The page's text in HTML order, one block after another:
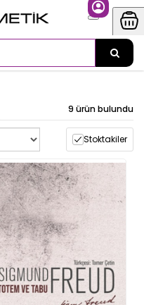
9 ürün bulundu
Stoktakiler